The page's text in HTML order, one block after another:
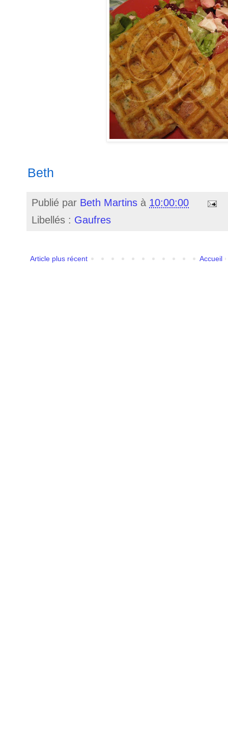
Beth
Publié par Beth Martins à 10:00:00
Libellés : Gaufres
Article plus récent Accueil